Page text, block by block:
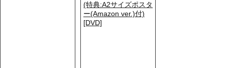
(特典:A2サイズポスタ
ー(Amazon ver.)付)
[DVD]